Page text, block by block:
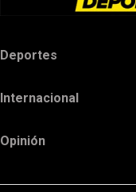
Deportes
Internacional
Opinión